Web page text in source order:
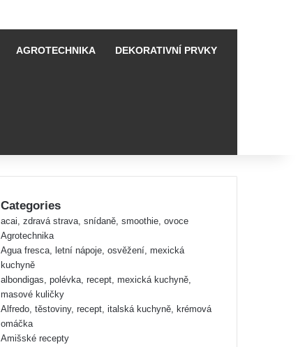
AGROTECHNIKA DEKORATIVNÍ PRVKY
Categories
acai, zdravá strava, snídaně, smoothie, ovoce
Agrotechnika
Agua fresca, letní nápoje, osvěžení, mexická
kuchyně
albondigas, polévka, recept, mexická kuchyně,
masové kuličky
Alfredo, těstoviny, recept, italská kuchyně, krémová
omáčka
Amišské recepty